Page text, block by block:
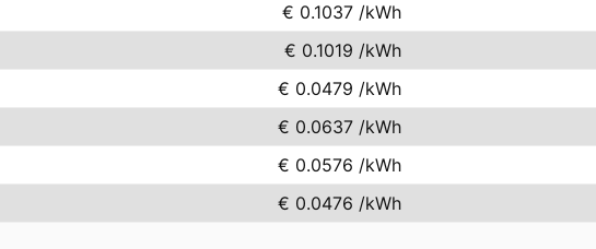
€ 0.1037 /kWh
€ 0.1019 /kWh
€ 0.0479 /kWh
€ 0.0637 /kWh
€ 0.0576 /kWh
€ 0.0476 /kWh